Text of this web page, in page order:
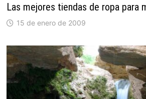
Las mejores tiendas de ropa para
15 de enero de 2009